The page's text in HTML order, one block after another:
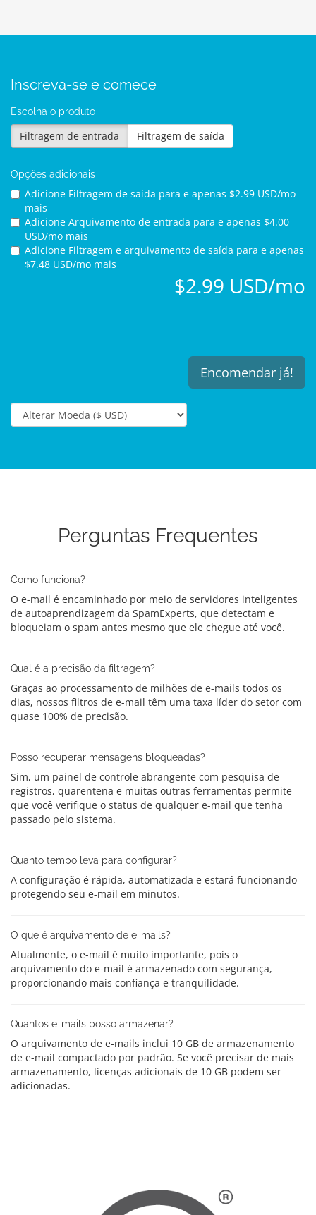
Inscreva-se e comece
Escolha o produto
Filtragem de entrada Filtragem de saída
Opções adicionais
Adicione Filtragem de saída para e apenas $2.99 USD/mo
mais
Adicione Arquivamento de entrada para e apenas $4.00
USD/mo mais
Adicione Filtragem e arquivamento de saída para e apenas
$7.48 USD/mo mais
$2.99 USD/mo
Encomendar já!
Perguntas Frequentes
Como funciona?
O e-mail é encaminhado por meio de servidores inteligentes
de autoaprendizagem da SpamExperts, que detectam e
bloqueiam o spam antes mesmo que ele chegue até você.
Qual é a precisão da filtragem?
Graças ao processamento de milhões de e-mails todos os
dias, nossos filtros de e-mail têm uma taxa líder do setor com
quase 100% de precisão.
Posso recuperar mensagens bloqueadas?
Sim, um painel de controle abrangente com pesquisa de
registros, quarentena e muitas outras ferramentas permite
que você verifique o status de qualquer e-mail que tenha
passado pelo sistema.
Quanto tempo leva para configurar?
A configuração é rápida, automatizada e estará funcionando
protegendo seu e-mail em minutos.
O que é arquivamento de e-mails?
Atualmente, o e-mail é muito importante, pois o
arquivamento do e-mail é armazenado com segurança,
proporcionando mais confiança e tranquilidade.
Quantos e-mails posso armazenar?
O arquivamento de e-mails inclui 10 GB de armazenamento
de e-mail compactado por padrão. Se você precisar de mais
armazenamento, licenças adicionais de 10 GB podem ser
adicionadas.